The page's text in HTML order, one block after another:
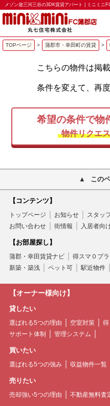
メゾン遊三河三谷の3DK賃貸アパート | ミニミニ
TOPページ > 蒲郡市・幸田町の賃貸 >
こちらの物件は掲
条件を変えて、再
希望の条件で物
物件リクエ
この
【コンテンツ】
トップページ お知らせ スタッ
お問い合わせ
街情報 入居者向
【お部屋探し】
蒲郡・幸田賃貸ナビ 得スマ０プ
新築・築浅
ペット可 駅近物件
【オーナー様向け】
貸したい
選ばれる5つの理由 空室対策 得
サポート体制
管理システム
買いたい
選ばれる5つの強み 収益物件一覧
売りたい
売却強い5つの理由 不動産無料査